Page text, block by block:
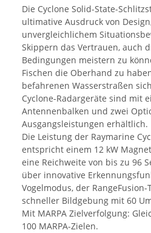
Die Cyclone Solid-State-
ultimative Ausdruck von
unvergleichlichem
Skippern das Vertrauen, auch
Bedingungen meistern zu
Fischen die Oberhand zu
befahrenen Wasserstraßen
Cyclone-Radargeräte sind mit
Antennenbalken und zwei
Ausgangsleistungen erhältlich.
Die Leistung der Raymarine
entspricht einem 12 kW
eine Reichweite von bis zu 96
über innovative
Vogelmodus, der
schneller Bildgebung mit 60
Mit MARPA Zielverfolgung:
100 MARPA-Zielen.